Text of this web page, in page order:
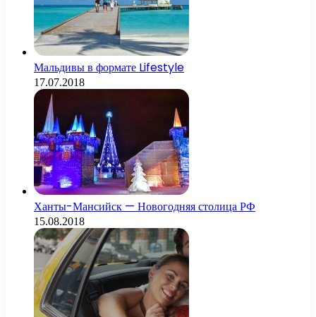
Мальдивы в формате Lifestyle
17.07.2018
Ханты-Мансийск — Новогодняя столица РФ
15.08.2018